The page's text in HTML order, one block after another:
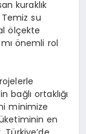
kuraklık
su
ölçekte
önemli rol
bağlı ortaklığı
minimize
en